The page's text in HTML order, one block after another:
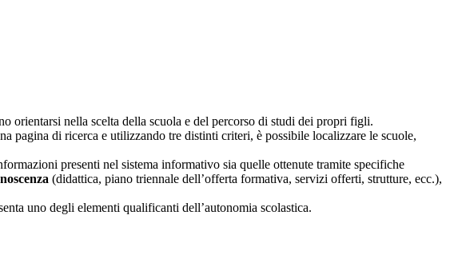
orientarsi nella scelta della scuola e del percorso di studi dei propri figli.
pagina di ricerca e utilizzando tre distinti criteri, è possibile localizzare le scuole,
presenti nel sistema informativo sia quelle ottenute tramite specifiche
(didattica, piano triennale dell’offerta formativa, servizi offerti, strutture, ecc.),
uno degli elementi qualificanti dell’autonomia scolastica.